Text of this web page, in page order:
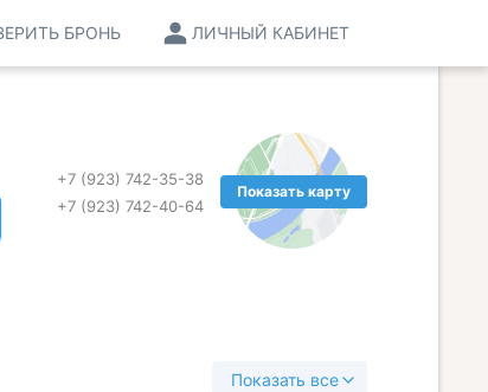
ЛИЧНЫЙ КАБИНЕТ
БРОНЬ
Показать карту
+7 (923) 742-35-38
+7 (923) 742-40-64
Показать все